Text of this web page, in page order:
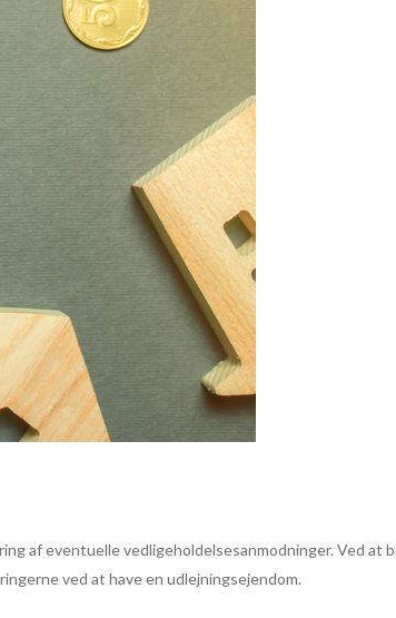
af eventuelle vedligeholdelsesanmodninger. Ved at
ved at have en udlejningsejendom.